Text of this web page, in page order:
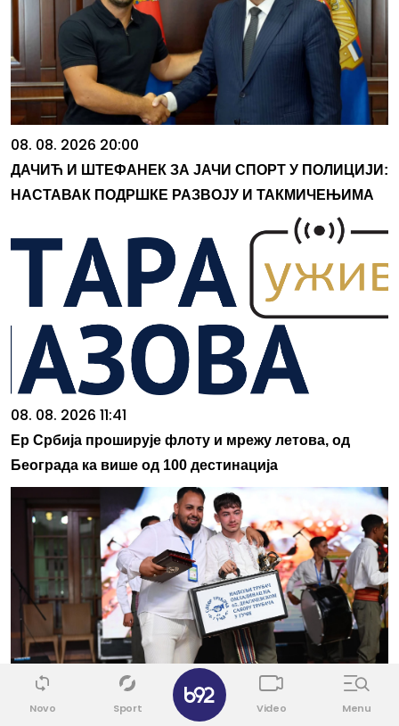
08. 08. 2026 20:00
ДАЧИЋ И ШТЕФАНЕК ЗА ЈАЧИ СПОРТ У ПОЛИЦИЈИ:
НАСТАВАК ПОДРШКЕ РАЗВОЈУ И ТАКМИЧЕЊИМА
08. 08. 2026 11:41
Ер Србија проширује флоту и мрежу летова, од
Београда ка више од 100 дестинација
08. 08. 2026 20:40
Познати победници омладинског такмичења на 65.
Novo Sport Video Menu
✕